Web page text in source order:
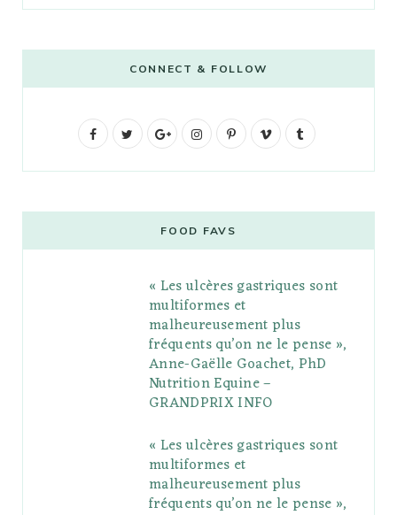
CONNECT & FOLLOW
F
b
t
G
g
l
e
P
l
s
I
t
a
g
r
a
m
P
e
r
e
s
V
o
l
r
FOOD FAVS
« Les ulcères gastriques sont
multiformes et
malheureusement plus
fréquents qu’on ne le pense »,
Anne-Gaëlle Goachet, PhD
Nutrition Equine –
GRANDPRIX INFO
« Les ulcères gastriques sont
multiformes et
malheureusement plus
fréquents qu’on ne le pense »,